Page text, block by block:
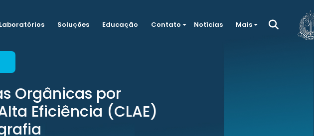
Laboratórios Soluções Educação Contato Notícias Mais
Orgânicas por
Eficiência (CLAE)